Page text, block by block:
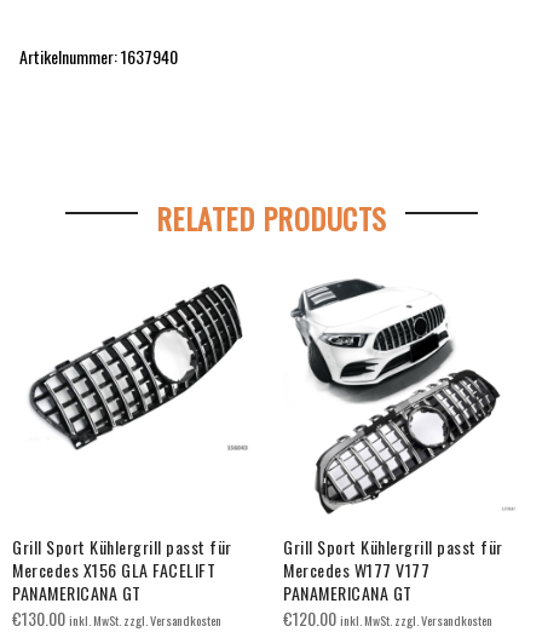
Artikelnummer: 1637940
RELATED PRODUCTS
Grill Sport Kühlergrill passt für
Mercedes X156 GLA FACELIFT
PANAMERICANA GT
€130.00inkl. MwSt. zzgl. Versandkosten
Grill Sport Kühlergrill passt für
Mercedes W177 V177
PANAMERICANA GT
€120.00inkl. MwSt. zzgl. Versandkosten